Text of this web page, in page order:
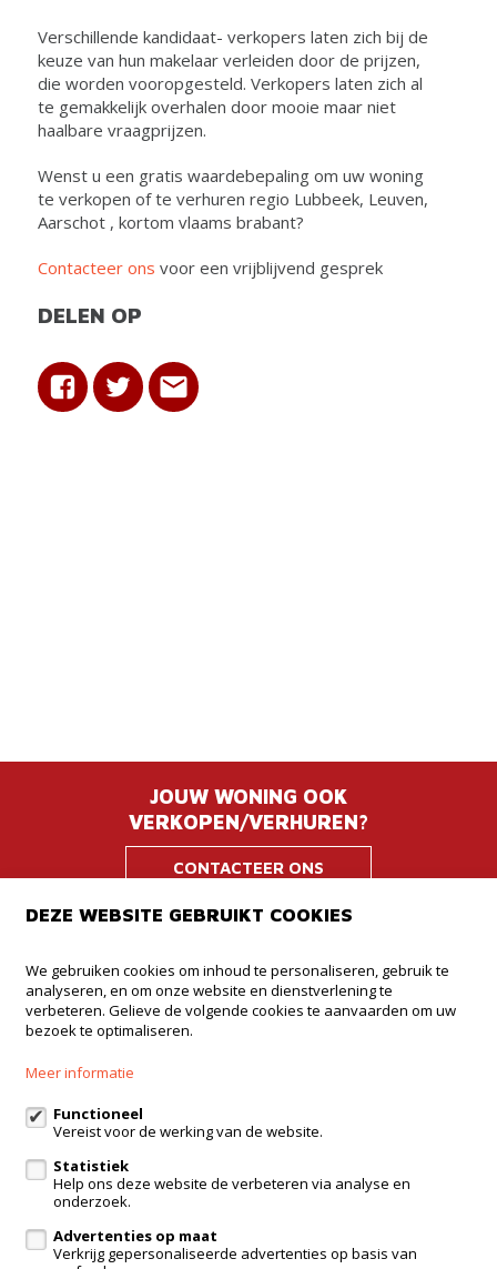
Verschillende kandidaat- verkopers laten zich bij de
keuze van hun makelaar verleiden door de prijzen,
die worden vooropgesteld. Verkopers laten zich al
te gemakkelijk overhalen door mooie maar niet
haalbare vraagprijzen.
Wenst u een gratis waardebepaling om uw woning
te verkopen of te verhuren regio Lubbeek, Leuven,
Aarschot , kortom vlaams brabant?
Contacteer ons voor een vrijblijvend gesprek
DELEN OP
JOUW WONING OOK
VERKOPEN/VERHUREN?
CONTACTEER ONS
Immodrome
Dorpskring 12
3210 Lubbeek
admin@immodrome.be
Volg ons op:
DEZE WEBSITE GEBRUIKT COOKIES
We gebruiken cookies om inhoud te personaliseren, gebruik te
analyseren, en om onze website en dienstverlening te
verbeteren. Gelieve de volgende cookies te aanvaarden om uw
bezoek te optimaliseren.
Meer informatie
Functioneel
Vereist voor de werking van de website.
Statistiek
Help ons deze website de verbeteren via analyse en
onderzoek.
Advertenties op maat
Verkrijg gepersonaliseerde advertenties op basis van